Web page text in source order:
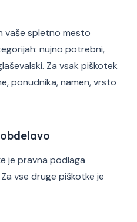
vaše spletno mesto
nujno potrebni,
Za vsak piškotek
ponudnika, namen, vrsto
je pravna podlaga
vse druge piškotke je